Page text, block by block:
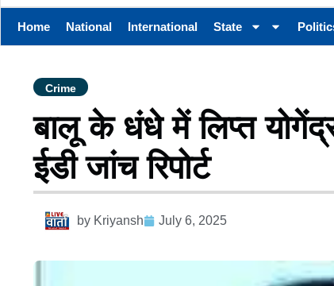
Home National International State
Crime
बालू के धंधे में लिप्त
ईडी जांच रिपोर्ट
by Kriyansh July 6, 2025